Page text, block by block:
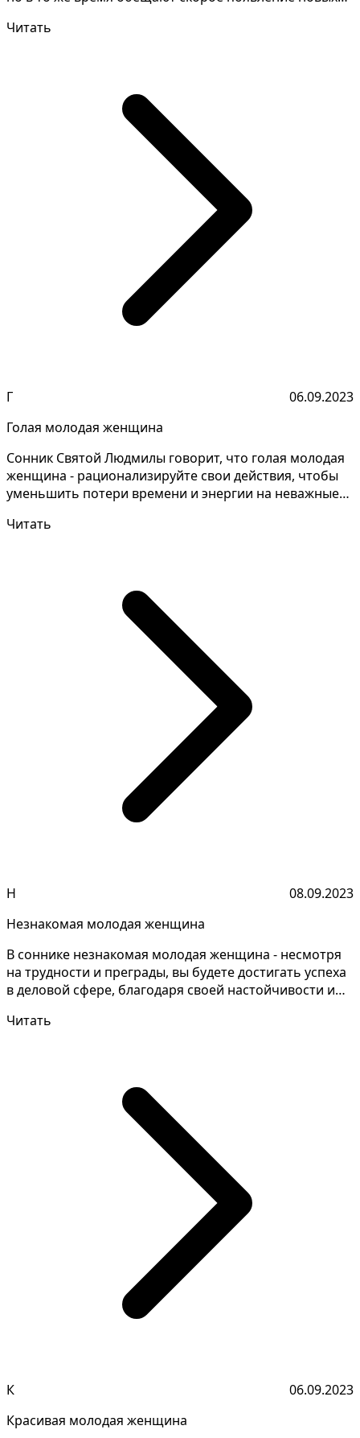
Читать
Г
06.09.2023
Голая молодая женщина
Сонник Святой Людмилы говорит, что голая молодая
женщина - рационализируйте свои действия, чтобы
уменьшить потери времени и энергии на неважные
Читать
Н
08.09.2023
Незнакомая молодая женщина
В соннике незнакомая молодая женщина - несмотря
на трудности и преграды, вы будете достигать успеха
в деловой сфере, благодаря своей настойчивости и
Читать
К
06.09.2023
Красивая молодая женщина